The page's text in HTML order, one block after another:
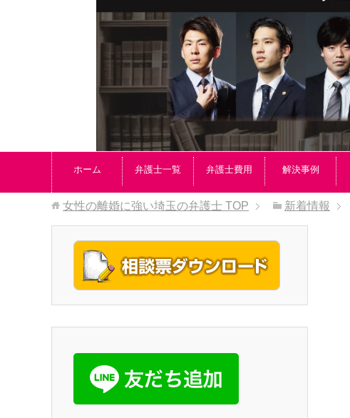
ホーム 弁護士一覧 弁護士費用 解決事例
女性の離婚に強い埼玉の弁護士 TOP 新着情報